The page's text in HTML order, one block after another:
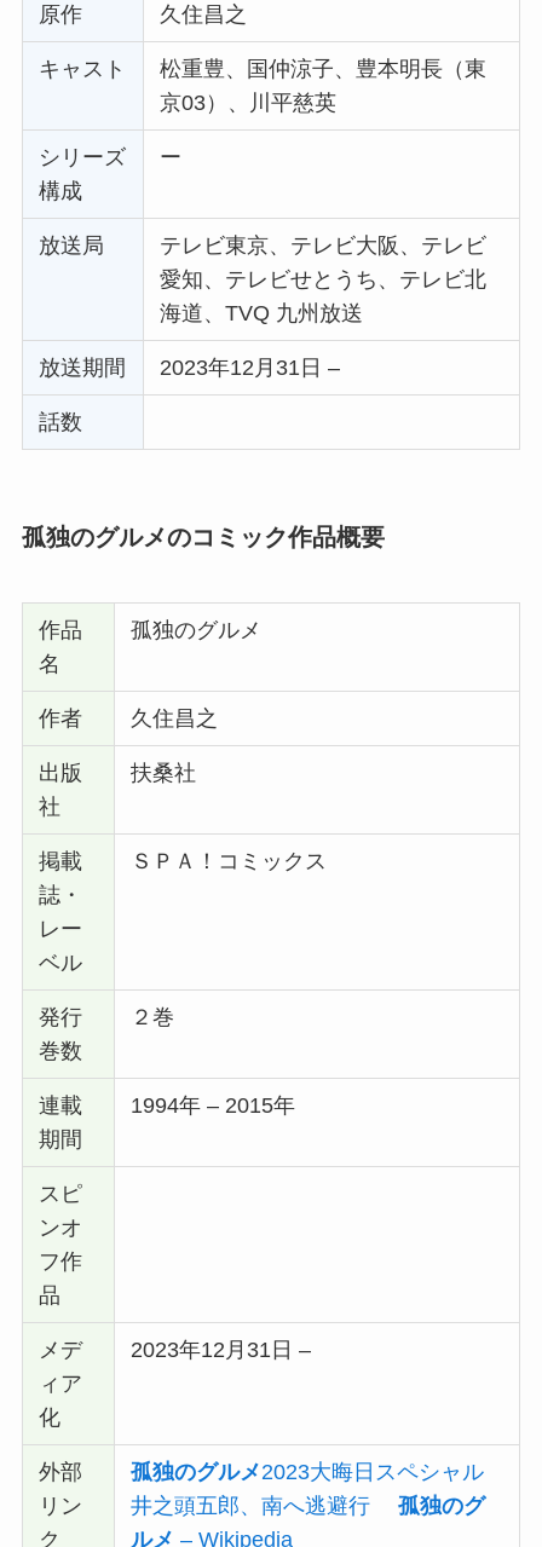
原作 久住昌之
キャスト
松重豊、国仲涼子、豊本明長（東
京03）、川平慈英
シリーズ
構成
ー
放送局
テレビ東京、テレビ大阪、テレビ
愛知、テレビせとうち、テレビ北
海道、TVQ 九州放送
放送期間 2023年12月31日 –
話数
孤独のグルメのコミック作品概要
作品
名
孤独のグルメ
作者 久住昌之
出版
社
扶桑社
掲載
誌・
レー
ベル
ＳＰＡ！コミックス
発行
巻数
２巻
連載
期間
1994年 – 2015年
スピ
ンオ
フ作
品
メデ
ィア
化
2023年12月31日 –
外部
リン
ク
孤独のグルメ2023大晦日スペシャル
井之頭五郎、南へ逃避行
孤独のグ
ルメ – Wikipedia